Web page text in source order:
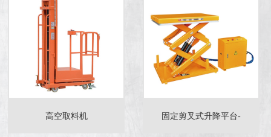
高空取料机 固定剪叉式升降平台-